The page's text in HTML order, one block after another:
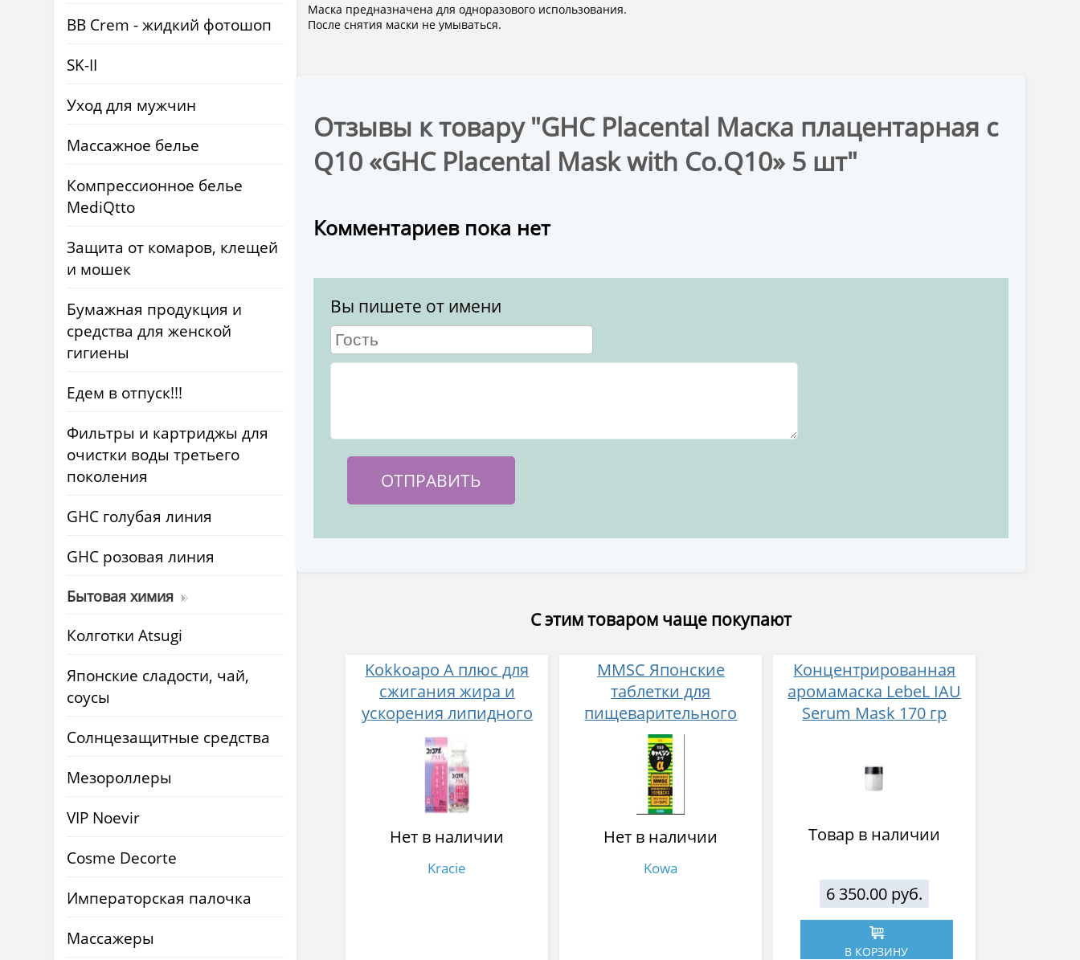
BB Crem - жидкий фотошоп
SK-II
Уход для мужчин
Массажное белье
Компрессионное белье
MediQtto
Защита от комаров, клещей
и мошек
Бумажная продукция и
средства для женской
гигиены
Едем в отпуск!!!
Фильтры и картриджы для
очистки воды третьего
поколения
GHC голубая линия
GHC розовая линия
Бытовая химия
Колготки Atsugi
Японские сладости, чай,
соусы
Солнцезащитные средства
Мезороллеры
VIP Noevir
Cosme Decorte
Императорская палочка
Массажеры
Маска предназначена для одноразового использования.
После снятия маски не умываться.
Отзывы к товару "GHC Placental Маска плацентарная с
Q10 «GHC Placental Mask with Co.Q10» 5 шт"
Комментариев пока нет
Вы пишете от имени
С этим товаром чаще покупают
Kokkoapo А плюс для
сжигания жира и
ускорения липидного
обмена № 336
Нет в наличии
Kracie
MMSC Японские
таблетки для
пищеварительного
тракта 300 табл
Нет в наличии
Kowa
Концентрированная
аромамаска LebeL IAU
Serum Mask 170 гр
Товар в наличии
6 350.00 руб.
В КОРЗИНУ